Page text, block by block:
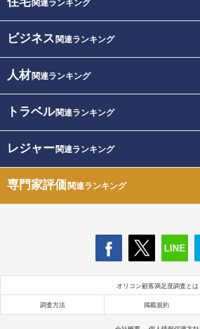
関連ランキング
ビジネス 関連ランキング
人材関連ランキング
トラベル関連ランキング
レジャー関連ランキング
専門家評価関連ランキング
オリコン顧客満足度調査とは
調査方法 掲載規約